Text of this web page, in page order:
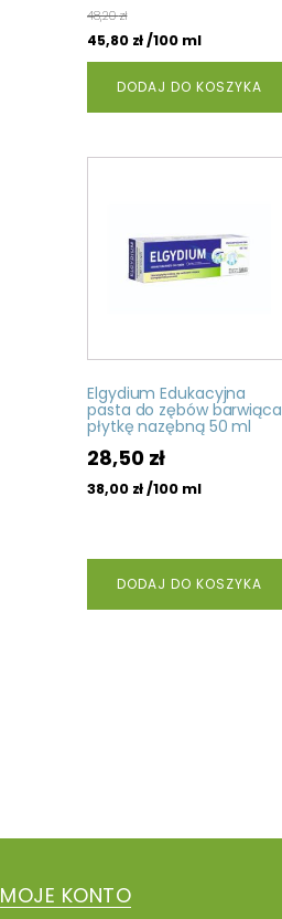
cena
wynosiła:
24,10 zł.
wynosi:
22,90 zł.
48,20zł
45,80 zł/100 ml
DODAJ DO KOSZYKA
Elgydium Edukacyjna
pasta do zębów barwiąca
płytkę nazębną 50 ml
28,50 zł
38,00 zł/100 ml
DODAJ DO KOSZYKA
MOJE KONTO